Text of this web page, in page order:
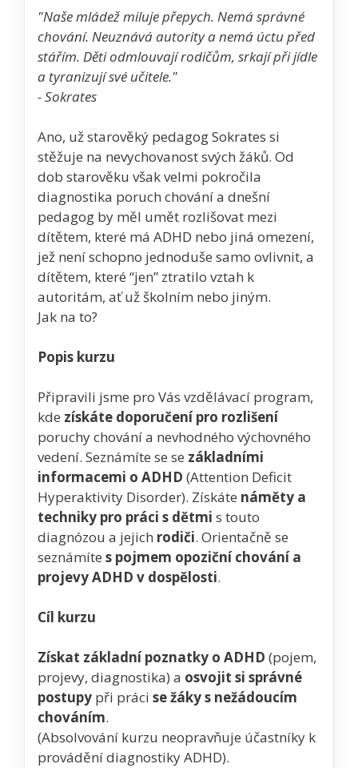
"Naše mládež miluje přepych. Nemá správné
chování. Neuznává autority a nemá úctu před
stářím. Děti odmlouvají rodičům, srkají při jídle
a tyranizují své učitele."
- Sokrates
Ano, už starověký pedagog Sokrates si
stěžuje na nevychovanost svých žáků. Od
dob starověku však velmi pokročila
diagnostika poruch chování a dnešní
pedagog by měl umět rozlišovat mezi
dítětem, které má ADHD nebo jiná omezení,
jež není schopno jednoduše samo ovlivnit, a
dítětem, které “jen” ztratilo vztah k
autoritám, ať už školním nebo jiným.
Jak na to?
Popis kurzu
Připravili jsme pro Vás vzdělávací program,
kde získáte doporučení pro rozlišení
poruchy chování a nevhodného výchovného
vedení. Seznámíte se se základními
informacemi o ADHD (Attention Deficit
Hyperaktivity Disorder). Získáte náměty a
techniky pro práci s dětmi s touto
diagnózou a jejich rodiči. Orientačně se
seznámíte s pojmem opoziční chování a
projevy ADHD v dospělosti.
Cíl kurzu
Získat základní poznatky o ADHD (pojem,
projevy, diagnostika) a osvojit si správné
postupy při práci se žáky s nežádoucím
chováním.
(Absolvování kurzu neopravňuje účastníky k
provádění diagnostiky ADHD).